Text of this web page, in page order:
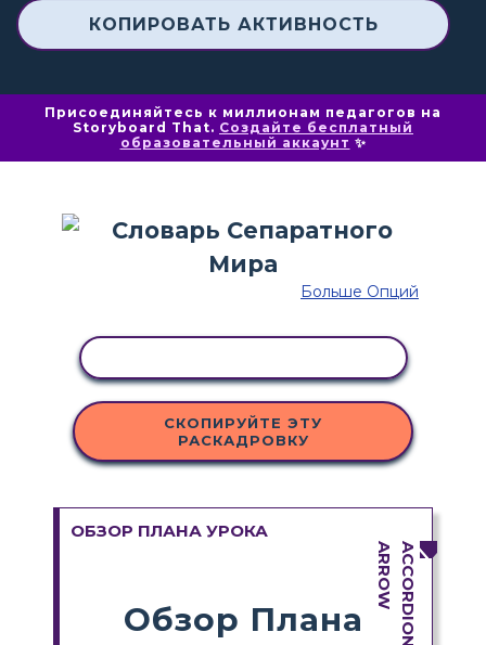
КОПИРОВАТЬ АКТИВНОСТЬ
Присоединяйтесь к миллионам педагогов на
Storyboard That. Создайте бесплатный
образовательный аккаунт ✨
Больше Опций
СКОПИРУЙТЕ ЭТУ
РАСКАДРОВКУ
ОБЗОР ПЛАНА УРОКА
Обзор Плана